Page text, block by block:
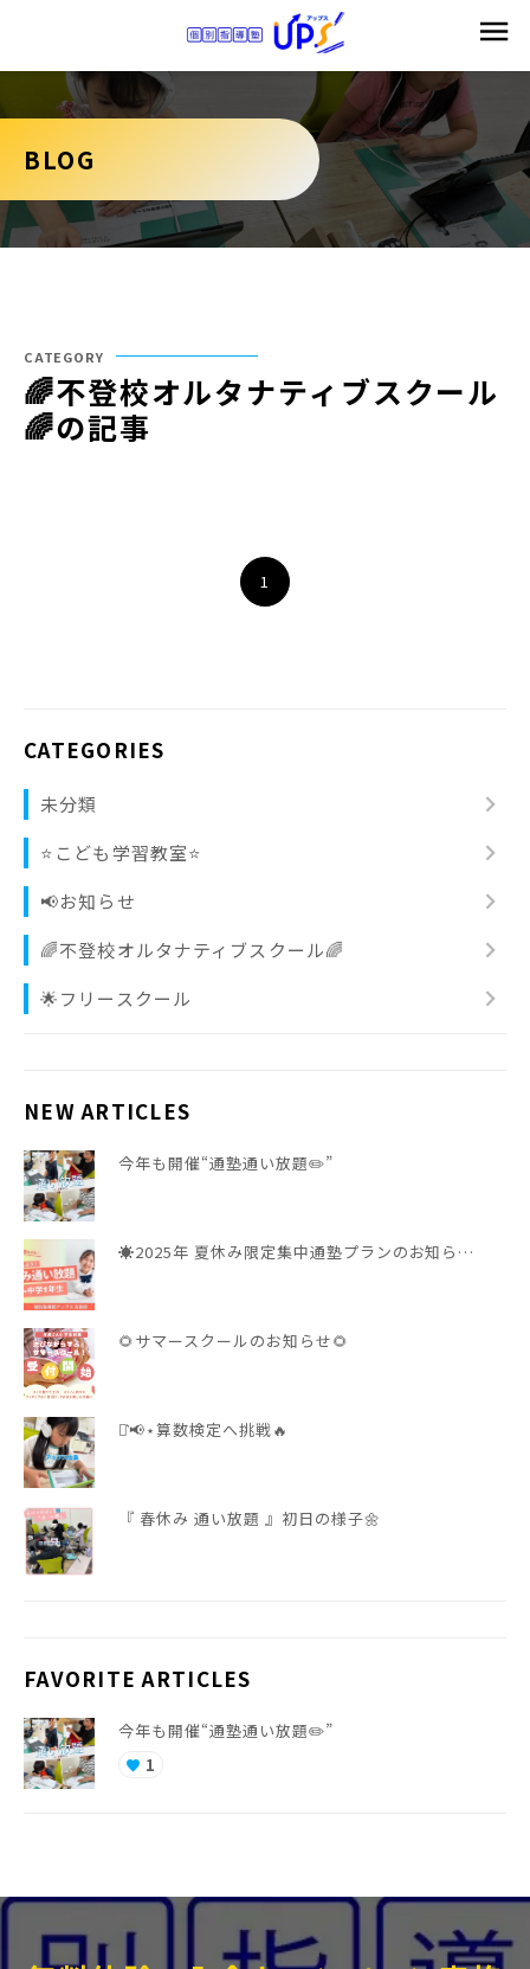
BLOG
CATEGORIES
未分類 chevron_right
⭐️こども学習教室⭐️ chevron_right
📢お知らせ chevron_right
🌈不登校オルタナティブスクール🌈 chevron_right
🌟フリースクール chevron_right
NEW ARTICLES
今年も開催“通塾通い放題✏️”
☀️2025年 夏休み限定集中通塾プランのお知ら…
🌻サマースクールのお知らせ🌻
⋆͛📢⋆算数検定へ挑戦🔥
『 春休み 通い放題 』初日の様子🌼
FAVORITE ARTICLES
今年も開催“通塾通い放題✏️”
favorite 1
CATEGORY
🌈不登校オルタナティブスクール
🌈の記事
1